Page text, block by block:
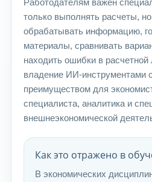
Работодателям важен
только выполнять расчеты,
обрабатывать информацию,
материалы, сравнивать
находить ошибки в расчетной
владение ИИ-инструментами
преимуществом для
специалиста, аналитика и
внешнеэкономической
Как это отражено в
В экономических